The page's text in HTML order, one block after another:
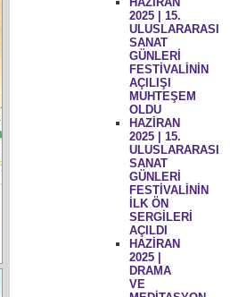
2025 | 15.
ULUSLARARASI
SANAT
GÜNLERİ
FESTİVALİNİN
AÇILIŞI
MUHTEŞEM
OLDU
HAZİRAN
2025 | 15.
ULUSLARARASI
SANAT
GÜNLERİ
FESTİVALİNİN
İLK ÖN
SERGİLERİ
AÇILDI
HAZİRAN
2025 |
DRAMA
VE